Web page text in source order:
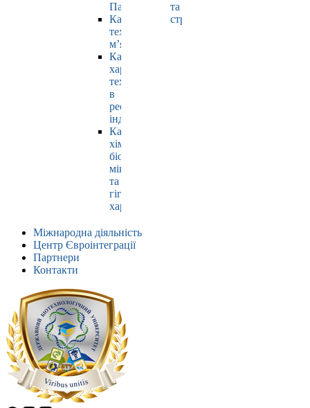
Павлюк
Кафедра
технології
м’яса
Кафедра
харчових
технологій
в
ресторанній
індустрії
Кафедра
хімії,
біохімії,
мікробіології
та
гігієни
харчування
та
страхування
Міжнародна діяльність
Центр Євроінтеграції
Партнери
Контакти